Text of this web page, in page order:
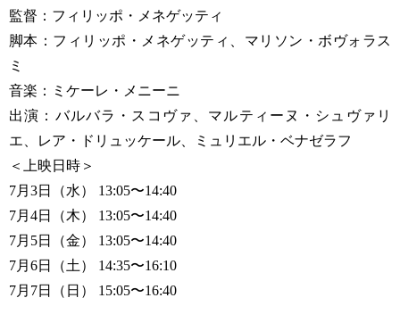
監督：フィリッポ・メネゲッティ
脚本：フィリッポ・メネゲッティ、マリソン・ボヴォラス
ミ
音楽：ミケーレ・メニーニ
出演：バルバラ・スコヴァ、マルティーヌ・シュヴァリ
エ、レア・ドリュッケール、ミュリエル・ベナゼラフ
＜上映日時＞
7月3日（水） 13:05〜14:40
7月4日（木） 13:05〜14:40
7月5日（金） 13:05〜14:40
7月6日（土） 14:35〜16:10
7月7日（日） 15:05〜16:40